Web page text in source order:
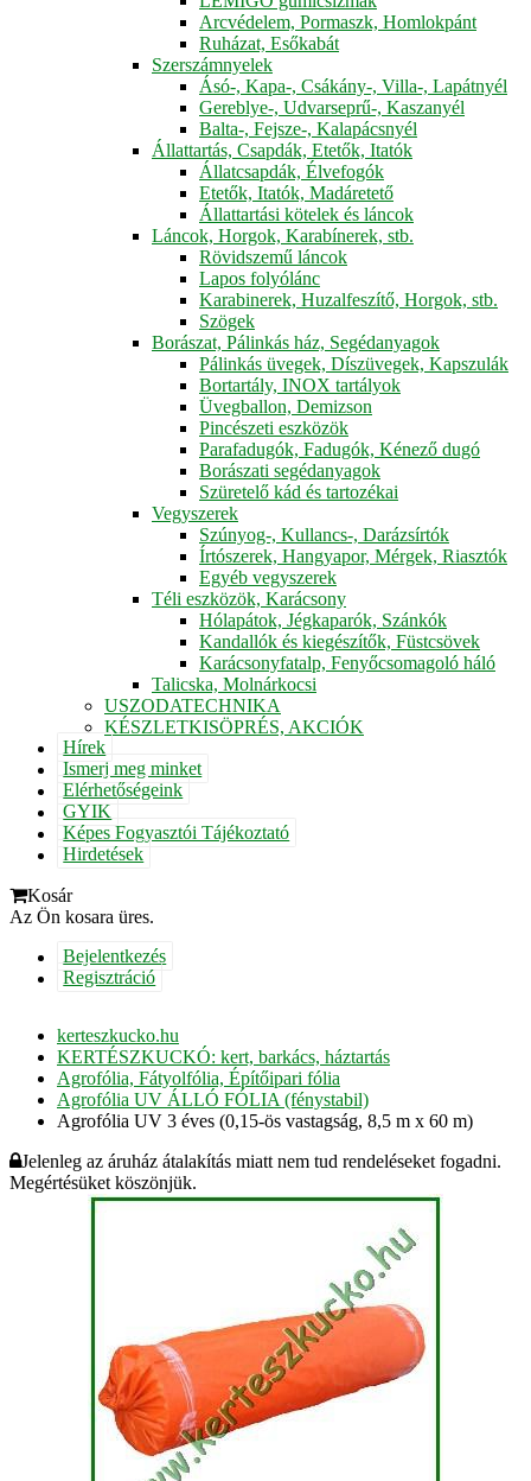
Arcvédelem, Pormaszk, Homlokpánt
Ruházat, Esőkabát
Szerszámnyelek
Ásó-, Kapa-, Csákány-, Villa-, Lapátnyél
Gereblye-, Udvarseprű-, Kaszanyél
Balta-, Fejsze-, Kalapácsnyél
Állattartás, Csapdák, Etetők, Itatók
Állatcsapdák, Élvefogók
Etetők, Itatók, Madáretető
Állattartási kötelek és láncok
Láncok, Horgok, Karabínerek, stb.
Rövidszemű láncok
Lapos folyólánc
Karabinerek, Huzalfeszítő, Horgok, stb.
Szögek
Borászat, Pálinkás ház, Segédanyagok
Pálinkás üvegek, Díszüvegek, Kapszulák
Bortartály, INOX tartályok
Üvegballon, Demizson
Pincészeti eszközök
Parafadugók, Fadugók, Kénező dugó
Borászati segédanyagok
Szüretelő kád és tartozékai
Vegyszerek
Szúnyog-, Kullancs-, Darázsírtók
Írtószerek, Hangyapor, Mérgek, Riasztók
Egyéb vegyszerek
Téli eszközök, Karácsony
Hólapátok, Jégkaparók, Szánkók
Kandallók és kiegészítők, Füstcsövek
Karácsonyfatalp, Fenyőcsomagoló háló
Talicska, Molnárkocsi
USZODATECHNIKA
KÉSZLETKISÖPRÉS, AKCIÓK
Hírek
Ismerj meg minket
Elérhetőségeink
GYIK
Képes Fogyasztói Tájékoztató
Hirdetések
Kosár
Az Ön kosara üres.
Bejelentkezés
Regisztráció
kerteszkucko.hu
KERTÉSZKUCKÓ: kert, barkács, háztartás
Agrofólia, Fátyolfólia, Építőipari fólia
Agrofólia UV ÁLLÓ FÓLIA (fénystabil)
Agrofólia UV 3 éves (0,15-ös vastagság, 8,5 m x 60 m)
Jelenleg az áruház átalakítás miatt nem tud rendeléseket fogadni.
Megértésüket köszönjük.